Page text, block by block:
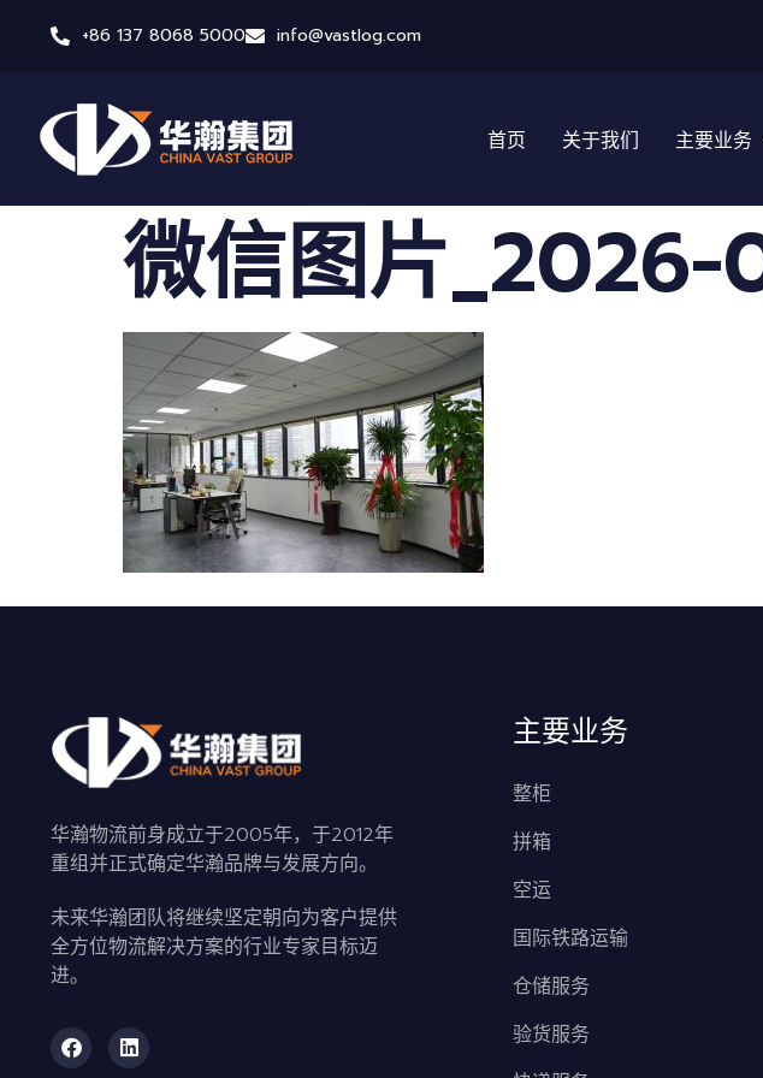
+86 137 8068 5000 info@vastlog.com
首页 关于我们 主要业务
微信图片_2026-
华瀚物流前身成立于2005年，于2012年
重组并正式确定华瀚品牌与发展方向。
未来华瀚团队将继续坚定朝向为客户提供
全方位物流解决方案的行业专家目标迈
进。
主要业务
整柜
拼箱
空运
国际铁路运输
仓储服务
验货服务